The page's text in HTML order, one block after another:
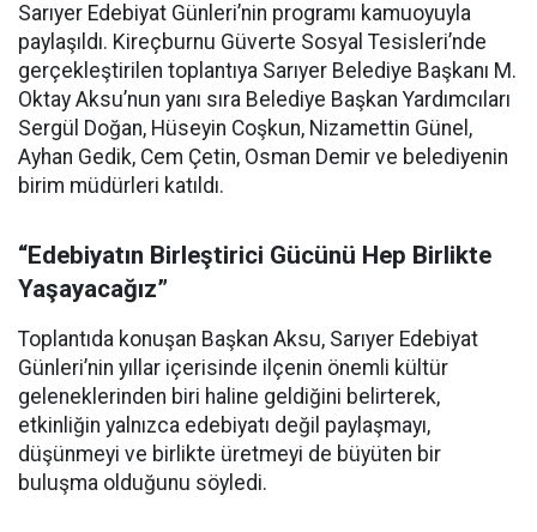
Sarıyer Edebiyat Günleri’nin programı kamuoyuyla
paylaşıldı. Kireçburnu Güverte Sosyal Tesisleri’nde
gerçekleştirilen toplantıya Sarıyer Belediye Başkanı M.
Oktay Aksu’nun yanı sıra Belediye Başkan Yardımcıları
Sergül Doğan, Hüseyin Coşkun, Nizamettin Günel,
Ayhan Gedik, Cem Çetin, Osman Demir ve belediyenin
birim müdürleri katıldı.
“Edebiyatın Birleştirici Gücünü Hep Birlikte
Yaşayacağız”
Toplantıda konuşan Başkan Aksu, Sarıyer Edebiyat
Günleri’nin yıllar içerisinde ilçenin önemli kültür
geleneklerinden biri haline geldiğini belirterek,
etkinliğin yalnızca edebiyatı değil paylaşmayı,
düşünmeyi ve birlikte üretmeyi de büyüten bir
buluşma olduğunu söyledi.